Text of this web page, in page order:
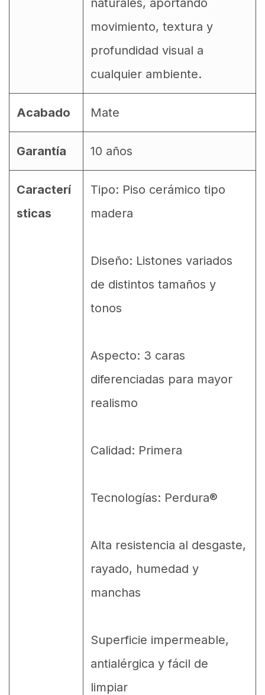
naturales, aportando
movimiento, textura y
profundidad visual a
cualquier ambiente.
Acabado Mate
Garantía 10 años
Caracterí
sticas
Tipo: Piso cerámico tipo
madera
Diseño: Listones variados
de distintos tamaños y
tonos
Aspecto: 3 caras
diferenciadas para mayor
realismo
Calidad: Primera
Tecnologías: Perdura®
Alta resistencia al desgaste,
rayado, humedad y
manchas
Superficie impermeable,
antialérgica y fácil de
limpiar